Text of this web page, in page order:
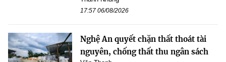
17:57 06/08/2026
Nghệ An quyết chặn thất thoát tài
nguyên, chống thất thu ngân sách